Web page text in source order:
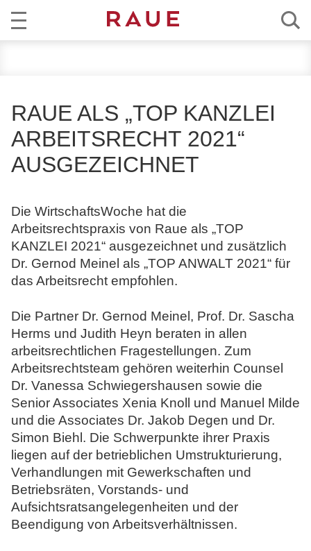
s
n
ä
t
e
u
N
o
t
a
r
e
KARRIERE
EN DE
RAUE ALS „TOP KANZLEI
ARBEITSRECHT 2021“
AUSGEZEICHNET
Die WirtschaftsWoche hat die
Arbeitsrechtspraxis von Raue als „TOP
KANZLEI 2021“ ausgezeichnet und zusätzlich
Dr. Gernod Meinel als „TOP ANWALT 2021“ für
das Arbeitsrecht empfohlen.
Die Partner Dr. Gernod Meinel, Prof. Dr. Sascha
Herms und Judith Heyn beraten in allen
arbeitsrechtlichen Fragestellungen. Zum
Arbeitsrechtsteam gehören weiterhin Counsel
Dr. Vanessa Schwiegershausen sowie die
Senior Associates Xenia Knoll und Manuel Milde
und die Associates Dr. Jakob Degen und Dr.
Simon Biehl. Die Schwerpunkte ihrer Praxis
liegen auf der betrieblichen Umstrukturierung,
Verhandlungen mit Gewerkschaften und
Betriebsräten, Vorstands- und
Aufsichtsratsangelegenheiten und der
Beendigung von Arbeitsverhältnissen.